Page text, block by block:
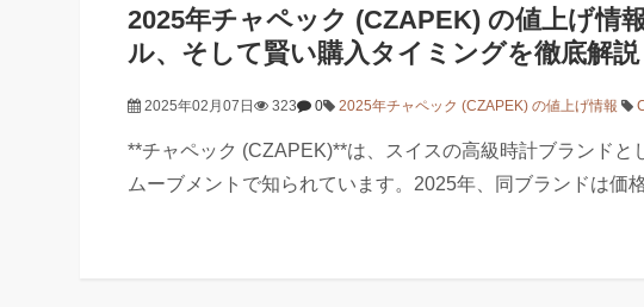
2025年チャペック (CZAPEK) の値上げ情
ル、そして賢い購入タイミングを徹底解説
2025年02月07日 323 0 2025年チャペック (CZAPEK) の値上げ情報
**チャペック (CZAPEK)**は、スイスの高級時計ブランド
ムーブメントで知られています。2025年、同ブランドは価